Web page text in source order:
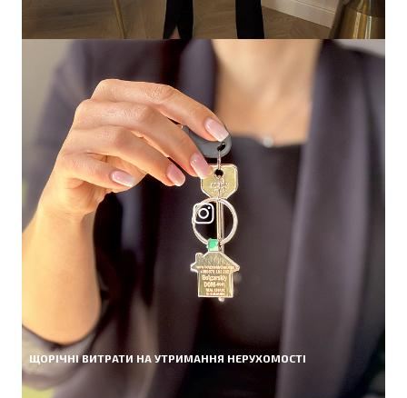
ЩОРІЧНІ ВИТРАТИ НА УТРИМАННЯ НЕРУХОМОСТІ